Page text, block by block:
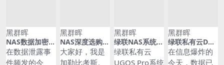
黑群晖
NAS数据加密与
隐私保护实战：
用LUKS/dm-cr
在数据泄露事
件频发的今
黑群晖
NAS深度选购丨
哪怕神仙打架，
也要清醒避坑，
大家好，我是
加勒比考斯。
黑群晖
绿联NAS系统，
官方Docker Co
mpose 堆栈来
绿联私有云
UGOS Pro系统
黑群晖
绿联私有云DX4
600，我的数据
守护者
在信息爆炸的
今天，数据已